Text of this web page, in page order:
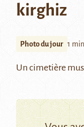
kirghiz
Photo du jour 1
Un cimetière